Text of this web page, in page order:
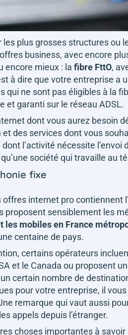
les plus grosses structures ou
business, avec encore
encore mieux : la fibre FttO,
à dire que votre entreprise a
qui ne sont pas éligibles à la
et garanti sur le réseau ADSL.
dont vous aurez besoin
et des services dont vous
l’activité nécessite
société qui travaille au
fixe
offres internet pro contiennent
proposent sensiblement les
les mobiles en France
centaine de pays.
certains opérateurs
et le Canada ou proposent
certain nombre de
pour votre entreprise, il
remarque qui vaut aussi
appels depuis l’étranger.
choses importantes à